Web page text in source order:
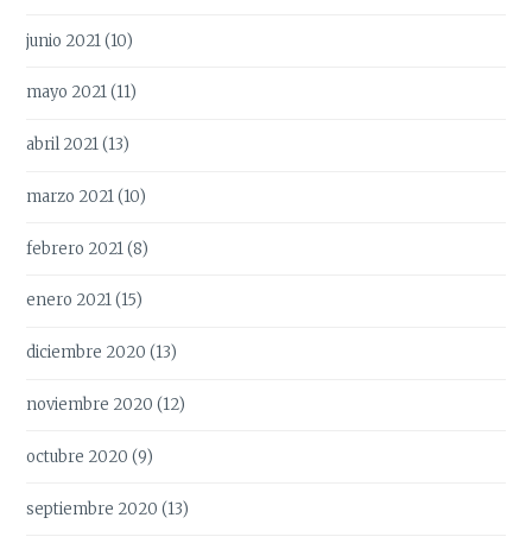
junio 2021(10)
mayo 2021(11)
abril 2021(13)
marzo 2021(10)
febrero 2021(8)
enero 2021(15)
diciembre 2020 (13)
noviembre 2020 (12)
octubre 2020 (9)
septiembre 2020 (13)